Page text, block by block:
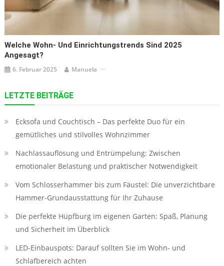
Welche Wohn- Und Einrichtungstrends Sind 2025
Angesagt?
6. Februar 2025 Manuela
LETZTE BEITRÄGE
Ecksofa und Couchtisch – Das perfekte Duo für ein
gemütliches und stilvolles Wohnzimmer
Nachlassauflösung und Entrümpelung: Zwischen
emotionaler Belastung und praktischer Notwendigkeit
Vom Schlosserhammer bis zum Fäustel: Die unverzichtbare
Hammer-Grundausstattung für Ihr Zuhause
Die perfekte Hüpfburg im eigenen Garten: Spaß, Planung
und Sicherheit im Überblick
LED‑Einbauspots: Darauf sollten Sie im Wohn- und
Schlafbereich achten